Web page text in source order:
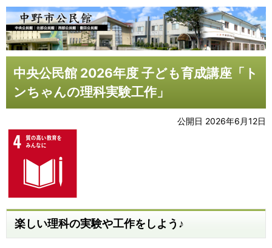
中央公民館 2026年度 子ども育成講座「ト
ンちゃんの理科実験工作」
公開日 2026年6月12日
楽しい理科の実験や工作をしよう♪